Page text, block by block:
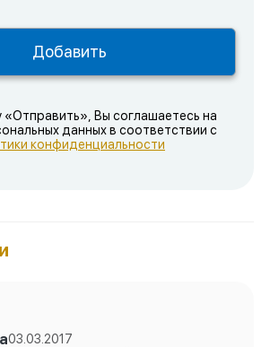
Вы соглашаетесь на
данных в соответствии с
конфиденциальности
03.03.2017